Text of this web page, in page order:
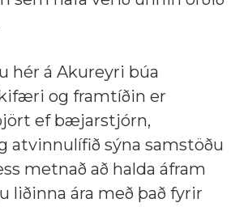
hér á Akureyri búa
og framtíðin er
ef bæjarstjórn,
atvinnulífið sýna samstöðu
metnað að halda áfram
liðinna ára með það fyrir